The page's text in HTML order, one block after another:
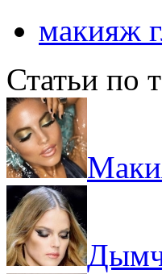
макияж
Статьи по